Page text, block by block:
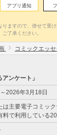
アプリ通知
ますので、併せて受
了承ください。
コミックエッセ
ンケート」
2026年3月18日
は主要電子コミッ
料で利用している